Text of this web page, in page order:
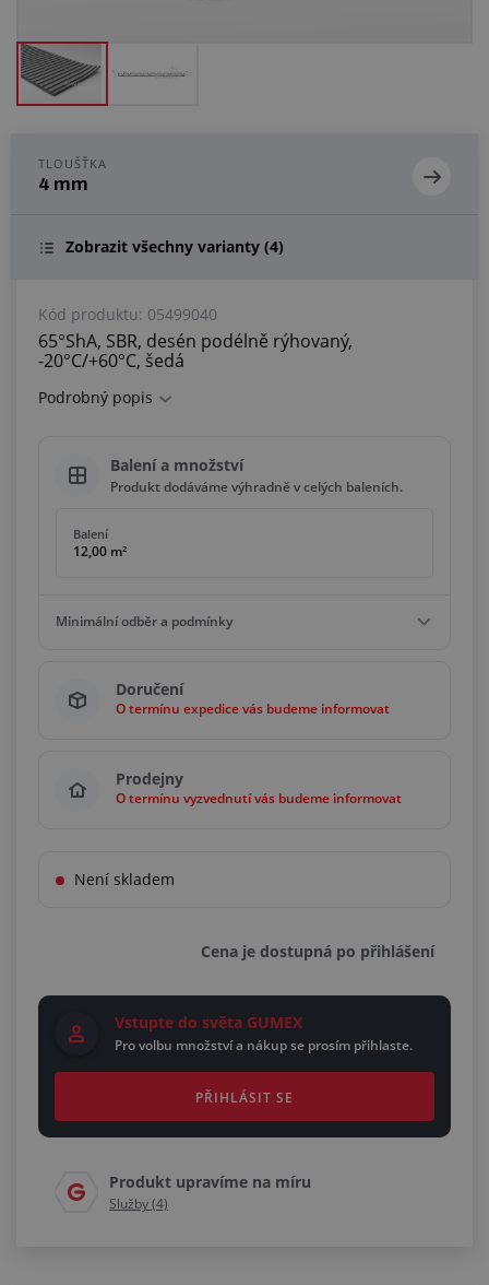
TLOUŠŤKA
4 mm
Zobrazit všechny varianty (4)
Kód produktu: 05499040
65°ShA, SBR, desén podélně rýhovaný,
-20°C/+60°C, šedá
Podrobný popis
Balení a množství
Produkt dodáváme výhradně v celých baleních.
Balení
12,00 m²
Minimální odběr a podmínky
12,00 m²
Násobky 12,00 m²
Doručení
O termínu expedice vás budeme informovat
Prodejny
O termínu vyzvednutí vás budeme informovat
Není skladem
Cena je dostupná po přihlášení
Vstupte do světa GUMEX
Pro volbu množství a nákup se prosím přihlaste.
PŘIHLÁSIT SE
Produkt upravíme na míru
Služby (4)